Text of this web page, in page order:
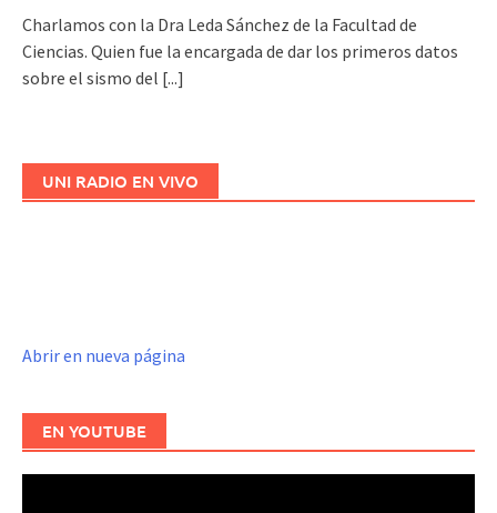
Charlamos con la Dra Leda Sánchez de la Facultad de
Ciencias. Quien fue la encargada de dar los primeros datos
sobre el sismo del [...]
UNI RADIO EN VIVO
Abrir en nueva página
EN YOUTUBE